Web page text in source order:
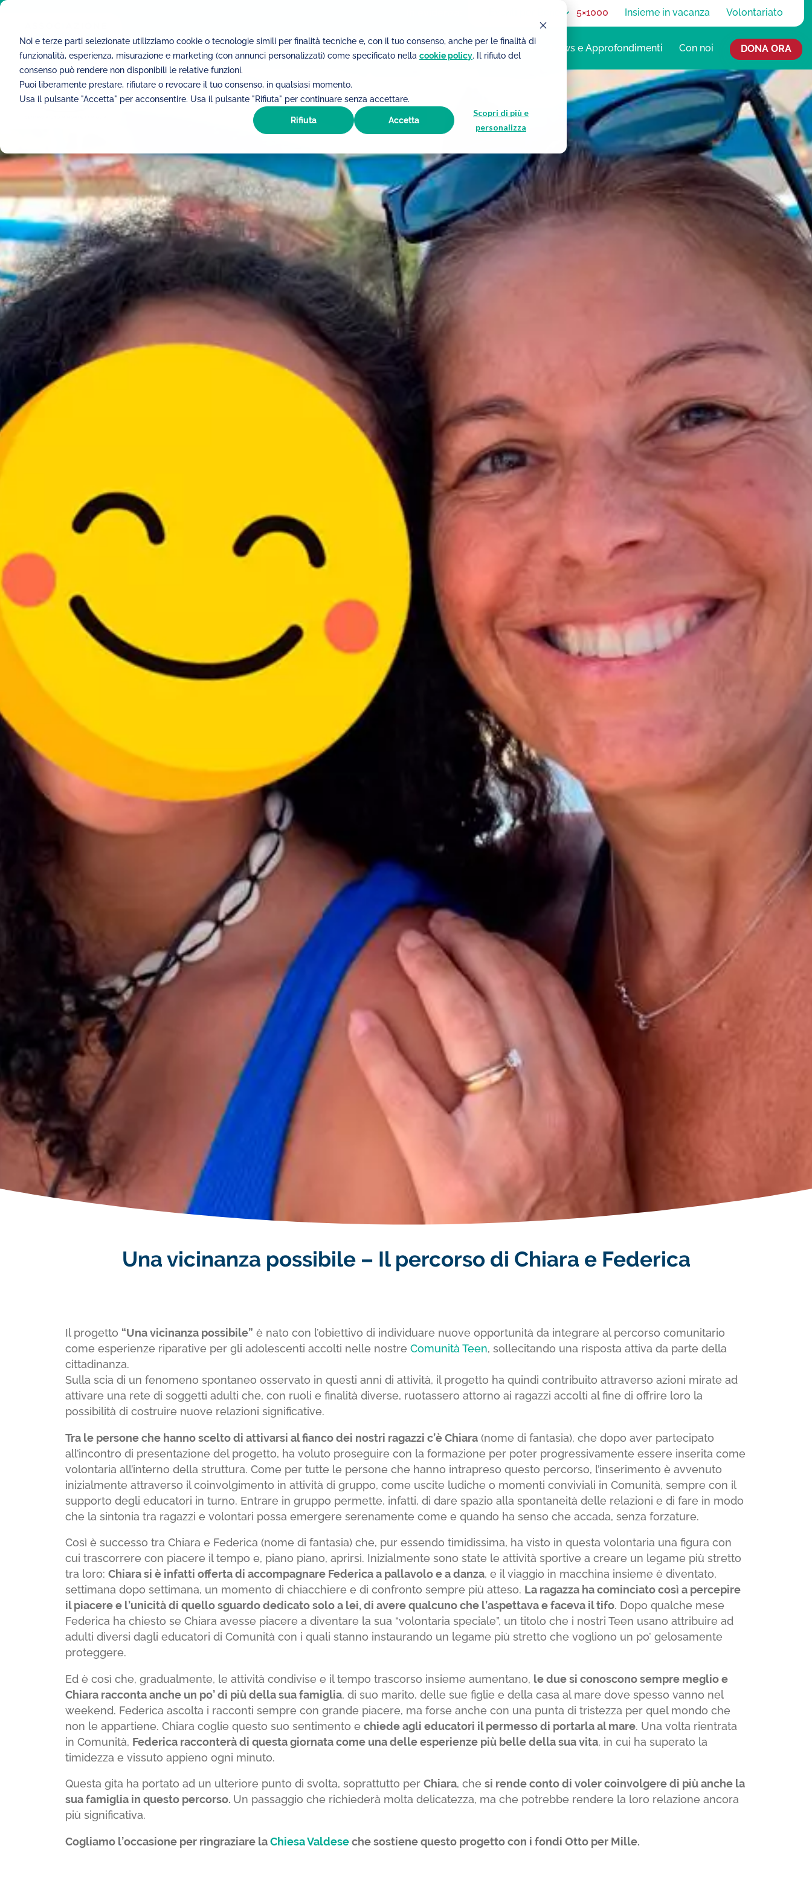
Noi e terze parti selezionate utilizziamo cookie o tecnologie simili per finalità tecniche e, con il tuo consenso, anche per le finalità di
funzionalità, esperienza, misurazione e marketing (con annunci personalizzati) come specificato nella cookie policy. Il rifiuto del
consenso può rendere non disponibili le relative funzioni.
Puoi liberamente prestare, rifiutare o revocare il tuo consenso, in qualsiasi momento.
Usa il pulsante "Accetta" per acconsentire. Usa il pulsante "Rifiuta" per continuare senza accettare.
Scopri di più e
personalizza
Accetta
Rifiuta
5×1000 Insieme in vacanza Volontariato
Chi siamo Cosa facciamo Cosa puoi fare News e Approfondimenti Con noi DONA ORA
Una vicinanza possibile – Il percorso di Chiara e Federica
Il progetto “Una vicinanza possibile” è nato con l’obiettivo di individuare nuove opportunità da integrare al percorso comunitario
come esperienze riparative per gli adolescenti accolti nelle nostre Comunità Teen, sollecitando una risposta attiva da parte della
cittadinanza.
Sulla scia di un fenomeno spontaneo osservato in questi anni di attività, il progetto ha quindi contribuito attraverso azioni mirate ad
attivare una rete di soggetti adulti che, con ruoli e finalità diverse, ruotassero attorno ai ragazzi accolti al fine di offrire loro la
possibilità di costruire nuove relazioni significative.
Tra le persone che hanno scelto di attivarsi al fianco dei nostri ragazzi c’è Chiara(nome di fantasia), che dopo aver partecipato
all’incontro di presentazione del progetto, ha voluto proseguire con la formazione per poter progressivamente essere inserita come
volontaria all’interno della struttura. Come per tutte le persone che hanno intrapreso questo percorso, l’inserimento è avvenuto
inizialmente attraverso il coinvolgimento in attività di gruppo, come uscite ludiche o momenti conviviali in Comunità, sempre con il
supporto degli educatori in turno. Entrare in gruppo permette, infatti, di dare spazio alla spontaneità delle relazioni e di fare in modo
che la sintonia tra ragazzi e volontari possa emergere serenamente come e quando ha senso che accada, senza forzature.
Così è successo tra Chiara e Federica (nome di fantasia) che, pur essendo timidissima, ha visto in questa volontaria una figura con
cui trascorrere con piacere il tempo e, piano piano, aprirsi. Inizialmente sono state le attività sportive a creare un legame più stretto
tra loro: Chiara si è infatti offerta di accompagnare Federica a pallavolo e a danza, e il viaggio in macchina insieme è diventato,
settimana dopo settimana, un momento di chiacchiere e di confronto sempre più atteso. La ragazza ha cominciato così a percepire
il piacere e l’unicità di quello sguardo dedicato solo a lei, di avere qualcuno che l’aspettava e faceva il tifo. Dopo qualche mese
Federica ha chiesto se Chiara avesse piacere a diventare la sua “volontaria speciale”, un titolo che i nostri Teen usano attribuire ad
adulti diversi dagli educatori di Comunità con i quali stanno instaurando un legame più stretto che vogliono un po’ gelosamente
proteggere.
Ed è così che, gradualmente, le attività condivise e il tempo trascorso insieme aumentano, le due si conoscono sempre meglio e
Chiara racconta anche un po’ di più della sua famiglia, di suo marito, delle sue figlie e della casa al mare dove spesso vanno nel
weekend. Federica ascolta i racconti sempre con grande piacere, ma forse anche con una punta di tristezza per quel mondo che
non le appartiene. Chiara coglie questo suo sentimento e chiede agli educatori il permesso di portarla al mare. Una volta rientrata
in Comunità, Federica racconterà di questa giornata come una delle esperienze più belle della sua vita, in cui ha superato la
timidezza e vissuto appieno ogni minuto.
Questa gita ha portato ad un ulteriore punto di svolta, soprattutto per Chiara, che si rende conto di voler coinvolgere di più anche la
sua famiglia in questo percorso. Un passaggio che richiederà molta delicatezza, ma che potrebbe rendere la loro relazione ancora
più significativa.
Cogliamo l’occasione per ringraziare la Chiesa Valdeseche sostiene questo progetto con i fondi Otto per Mille.